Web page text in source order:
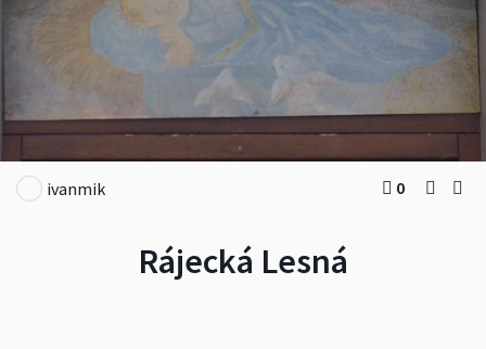
Rájecká Lesná
ivanmik 0